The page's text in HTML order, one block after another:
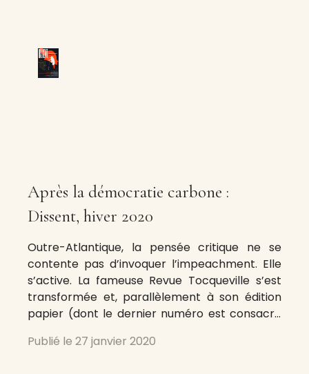
Après la démocratie carbone :
Dissent, hiver 2020
Outre-Atlantique, la pensée critique ne se
contente pas d’invoquer l’impeachment. Elle
s’active. La fameuse Revue Tocqueville s’est
transformée et, parallèlement à son édition
papier (dont le dernier numéro est consacré
revue numérique du plus grand intérêt pour qui
Publié le 27 janvier 2020